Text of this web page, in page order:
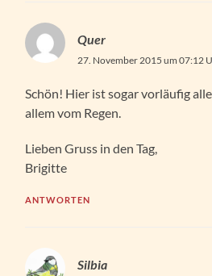
Quer
27. November 2015 um 07:12
Schön! Hier ist sogar vorläufig
allem vom Regen.
Lieben Gruss in den Tag,
Brigitte
ANTWORTEN
Silbia